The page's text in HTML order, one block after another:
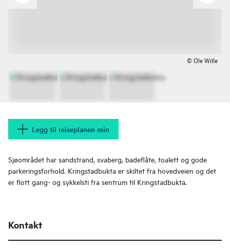
© Ole Wille
Legg til reiseplanen min
Sjøområdet har sandstrand, svaberg, badeflåte, toalett og gode
parkeringsforhold. Kringstadbukta er skiltet fra hovedveien og det
er flott gang- og sykkelsti fra sentrum til Kringstadbukta.
Kontakt